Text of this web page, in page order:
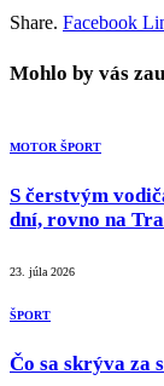
Share. Facebook
Mohlo by vás
MOTOR ŠPORT
S čerstvým
dní, rovno na
23. júla 2026
ŠPORT
Čo sa skrýva za